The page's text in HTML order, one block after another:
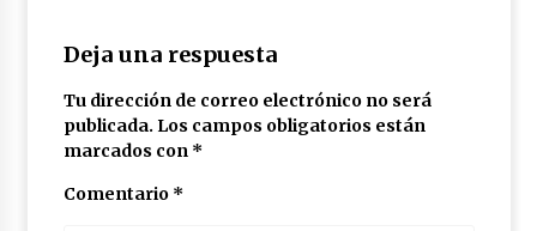
Deja una respuesta
Tu dirección de correo electrónico no será
publicada. Los campos obligatorios están
marcados con *
Comentario *